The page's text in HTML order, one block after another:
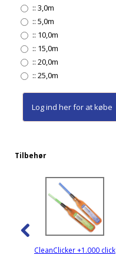
:: 3,0m
:: 5,0m
:: 10,0m
:: 15,0m
:: 20,0m
:: 25,0m
Log ind herfor at købe
Tilbehør
CleanClicker +1.000 click